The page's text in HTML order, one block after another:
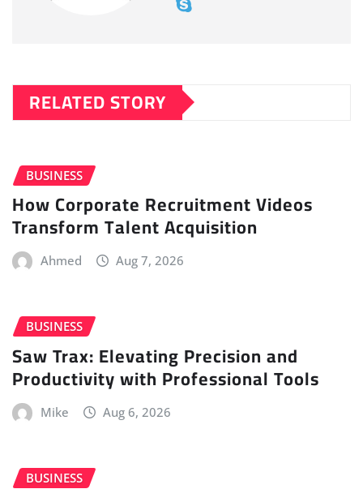
RELATED STORY
BUSINESS
How Corporate Recruitment Videos
Transform Talent Acquisition
Ahmed Aug 7, 2026
BUSINESS
Saw Trax: Elevating Precision and
Productivity with Professional Tools
Mike Aug 6, 2026
BUSINESS